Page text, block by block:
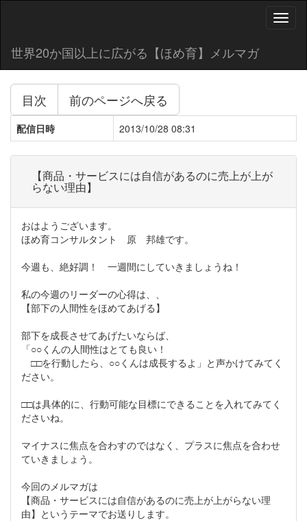
世界20か国以上に広がる【ほめ育】メルマガ
目次 前のページへ戻る
配信日時 2013/10/28 08:31
【商品・サービスには自信があるのに売上が上が
らない理由】
おはようございます。
ほめ育コンサルタント 原 邦雄です。
今週も、絶好調！ 一週間にしていきましょうね！
私の今週のリーダーの心得は、、
【部下の人間性をほめてあげる】
部下を成長させてあげたいならば、
「○○くんの人間性はとても良い！
□□を行動したら、○○くんは成長するよ」と声かけてみてく
ださい。
□□は具体的に、行動可能な目標にできることを入れてみてく
ださいね。
マイナスに焦点を合わすのではなく、プラスに焦点を合わせ
ていきましょう。
今回のメルマガは
【商品・サービスには自信があるのに売上が上がらない理
由】というテーマでお送りします。